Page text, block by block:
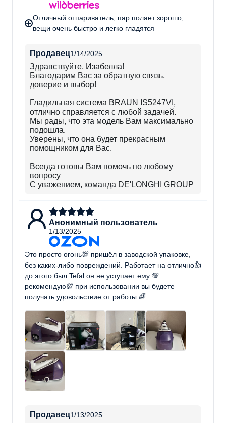
Отличный отпариватель, пар полает зорошо,
вещи очень быстро и легко гладятся
Продавец1/14/2025
Здравствуйте, Изабелла!​
Благодарим Вас за обратную связь,
доверие и выбор!
Гладильная система BRAUN IS5247VI,
отлично справляется с любой задачей.
Мы рады, что эта модель Вам максимально
подошла.
Уверены, что она будет прекрасным
помощником для Вас.
Всегда готовы Вам помочь по любому
вопросу
С уважением, команда DE'LONGHI GROUP
Анонимный пользователь
1/13/2025
Это просто огонь💯 пришёл в заводской упаковке,
без каких-либо повреждений. Работает на отлично👍
до этого был Tefal он не уступает ему 💯
рекомендую💯 при использовании вы будете
получать удовольствие от работы 🌈
Продавец1/13/2025